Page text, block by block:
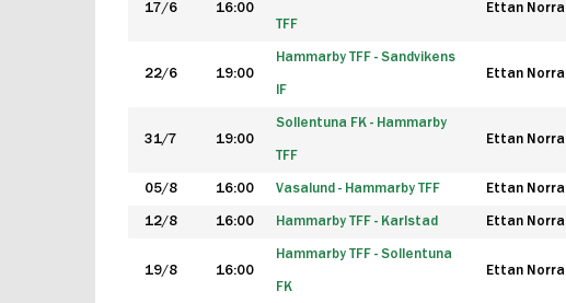
17/6 16:00
TFF
Ettan Norra
22/6 19:00
Hammarby TFF - Sandvikens
IF
Ettan Norra
31/7 19:00
Sollentuna FK - Hammarby
TFF
Ettan Norra
05/8 16:00 Vasalund - Hammarby TFF Ettan Norra
12/8 16:00 Hammarby TFF - Karlstad Ettan Norra
19/8 16:00
Hammarby TFF - Sollentuna
FK
Ettan Norra